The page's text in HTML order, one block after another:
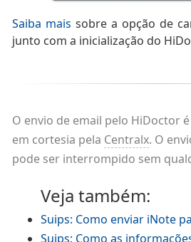
Saiba mais sobre a opção de
junto com a inicialização do
O envio de email pelo HiDoctor
em cortesia pela Centralx. O
pode ser interrompido sem
Veja também:
Suips: Como enviar iNote
Suips: Como as